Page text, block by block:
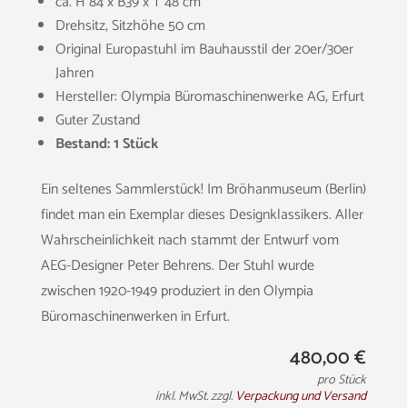
Drehsitz, Sitzhöhe 50 cm
Original Europastuhl im Bauhausstil der 20er/30er
Jahren
Hersteller: Olympia Büromaschinenwerke AG, Erfurt
Guter Zustand
Bestand: 1 Stück
Ein seltenes Sammlerstück! Im Bröhanmuseum (Berlin)
findet man ein Exemplar dieses Designklassikers. Aller
Wahrscheinlichkeit nach stammt der Entwurf vom
AEG-Designer Peter Behrens. Der Stuhl wurde
zwischen 1920-1949 produziert in den Olympia
Büromaschinenwerken in Erfurt.
480,00€
pro Stück
inkl. MwSt. zzgl. Verpackung und Versand